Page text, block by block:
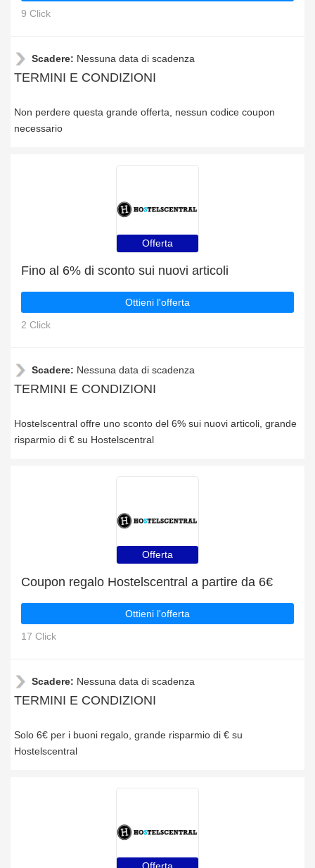
9 Click
Scadere: Nessuna data di scadenza
TERMINI E CONDIZIONI
Non perdere questa grande offerta, nessun codice coupon
necessario
Offerta
Fino al 6% di sconto sui nuovi articoli
Ottieni l'offerta
2 Click
Scadere: Nessuna data di scadenza
TERMINI E CONDIZIONI
Hostelscentral offre uno sconto del 6% sui nuovi articoli, grande
risparmio di € su Hostelscentral
Offerta
Coupon regalo Hostelscentral a partire da 6€
Ottieni l'offerta
17 Click
Scadere: Nessuna data di scadenza
TERMINI E CONDIZIONI
Solo 6€ per i buoni regalo, grande risparmio di € su
Hostelscentral